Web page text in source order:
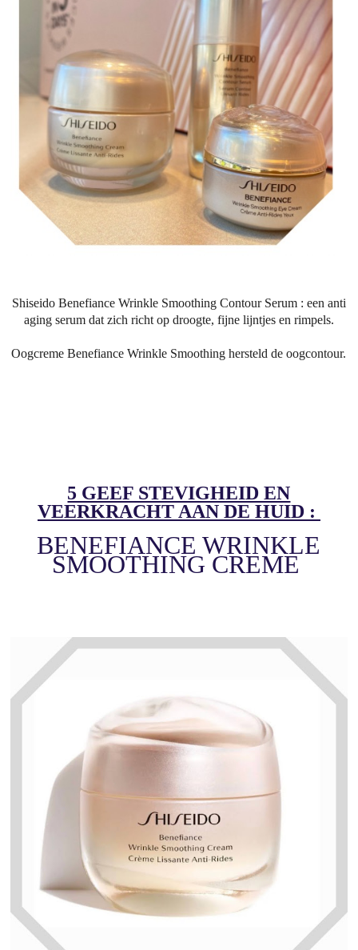
Shiseido Benefiance Wrinkle Smoothing Contour Serum : een anti
aging serum dat zich richt op droogte, fijne lijntjes en rimpels.
Oogcreme Benefiance Wrinkle Smoothing hersteld de oogcontour.
5 GEEF STEVIGHEID EN
VEERKRACHT AAN DE HUID :
BENEFIANCE WRINKLE
SMOOTHING CREME